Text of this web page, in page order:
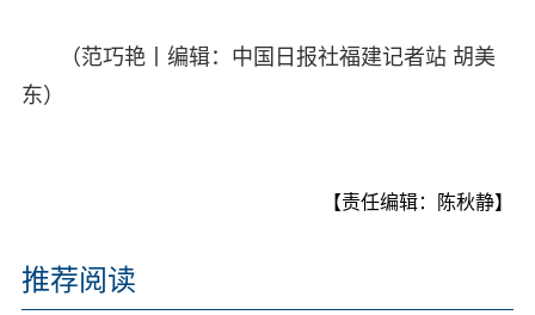
（范巧艳丨编辑：中国日报社福建记者站 胡美
东）
【责任编辑：陈秋静】
推荐阅读